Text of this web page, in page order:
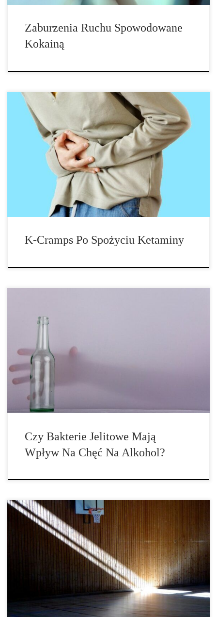
Zaburzenia Ruchu Spowodowane
Kokainą
Po kilku latach zażywania ketaminy 31-latek cierpiał na silny ból
brzucha. Dopiero abstynencja przyniosła ulgę w jego cierpieniu.
Zaczęło się od bólu pleców. Kiedy 31-latek trafił na SOR, skarżył
się na silny ból pleców i uczucie ucisku w klatce piersiowej.
Jednak badania lekarskie nie wykazały żadnej choroby fizycznej,
która wyjaśniałaby […]
K-Cramps Po Spożyciu Ketaminy
Picie alkoholu nie tylko zmienia skład bakterii jelitowych. Badanie
zmianą flory jelitowej wzrasta również apetyt na alkohol.
Człowiek tak właściwie tylko w połowie jest człowiekiem. W
samym przewodzie pokarmowym znajduje się około 10 bilionów
mikroorganizmów. To w przybliżeniu liczba komórek w całym
[…]
Czy Bakterie Jelitowe Mają
Wpływ Na Chęć Na Alkohol?
Nawet silna wola ma chwile słabości. Wielu ludzi uważa, że ich
wola musi być wystarczająco silna, aby wyjść z uzależnienia, ale
wiara we własną siłę woli może być złudna. W walce z wyjściem z
nałogu lepiej jest zastosować odpowiednie strategie. Osoby
raportujące swoją walkę z nałogiem narkotykowym w ramach